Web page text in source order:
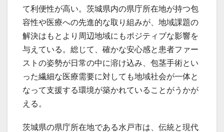
て利便性が高い。茨城県内の県庁所在地が持つ包
容性や医療への先進的な取り組みが、地域課題の
解決はもとより周辺地域にもポジティブな影響を
与えている。総じて、確かな安心感と患者ファー
ストの姿勢が日常の中に溶け込み、包茎手術とい
った繊細な医療需要に対しても地域社会が一体と
なって支援する環境が築かれていることがうかが
える。
茨城県の県庁所在地である水戸市は、伝統と現代